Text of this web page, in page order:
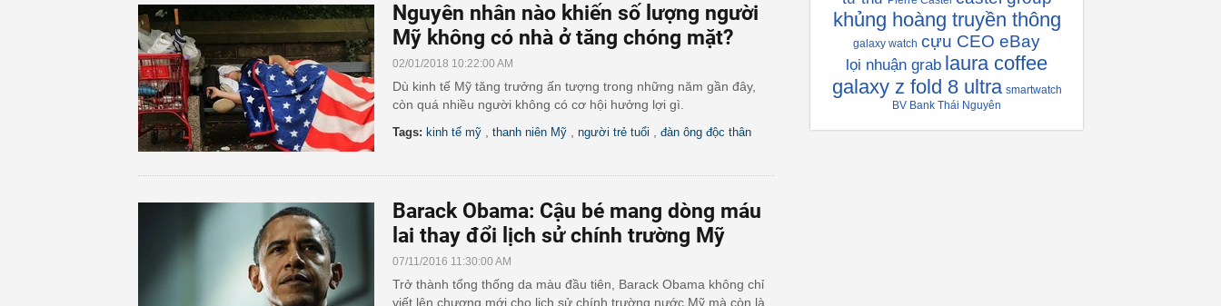
Nguyên nhân nào khiến số lượng người
Mỹ không có nhà ở tăng chóng mặt?
02/01/2018 10:22:00 AM
Dù kinh tế Mỹ tăng trưởng ấn tượng trong những năm gần đây,
còn quá nhiều người không có cơ hội hưởng lợi gì.
Tags: kinh tế mỹ thanh niên Mỹ người trẻ tuổi đàn ông độc thân
Barack Obama: Cậu bé mang dòng máu
lai thay đổi lịch sử chính trường Mỹ
07/11/2016 11:30:00 AM
Trở thành tổng thống da màu đầu tiên, Barack Obama không chỉ
viết lên chương mới cho lịch sử chính trường nước Mỹ mà còn là
khủng hoàng truyền thông
galaxy watch cựu CEO eBay
lọi nhuận grab laura coffee
galaxy z fold 8 ultra smartwatch
BV Bank Thái Nguyên